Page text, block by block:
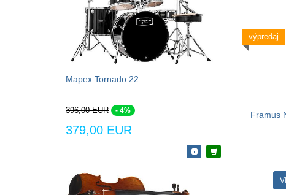
Mapex Tornado 22
396,00 EUR - 4%
379,00 EUR
výpredaj
Framus